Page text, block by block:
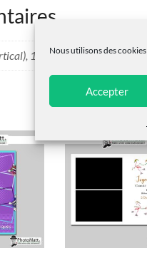
Nous utilisons des
Accepter
10x15cm (4 photos),